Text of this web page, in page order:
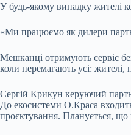
У будь-якому випадку жителі
«Ми працюємо як дилери
Мешканці отримують сервіс
коли перемагають усі: жителі,
Сергій Крикун керуючий
До екосистеми О.Краса
проєктування. Планується, що